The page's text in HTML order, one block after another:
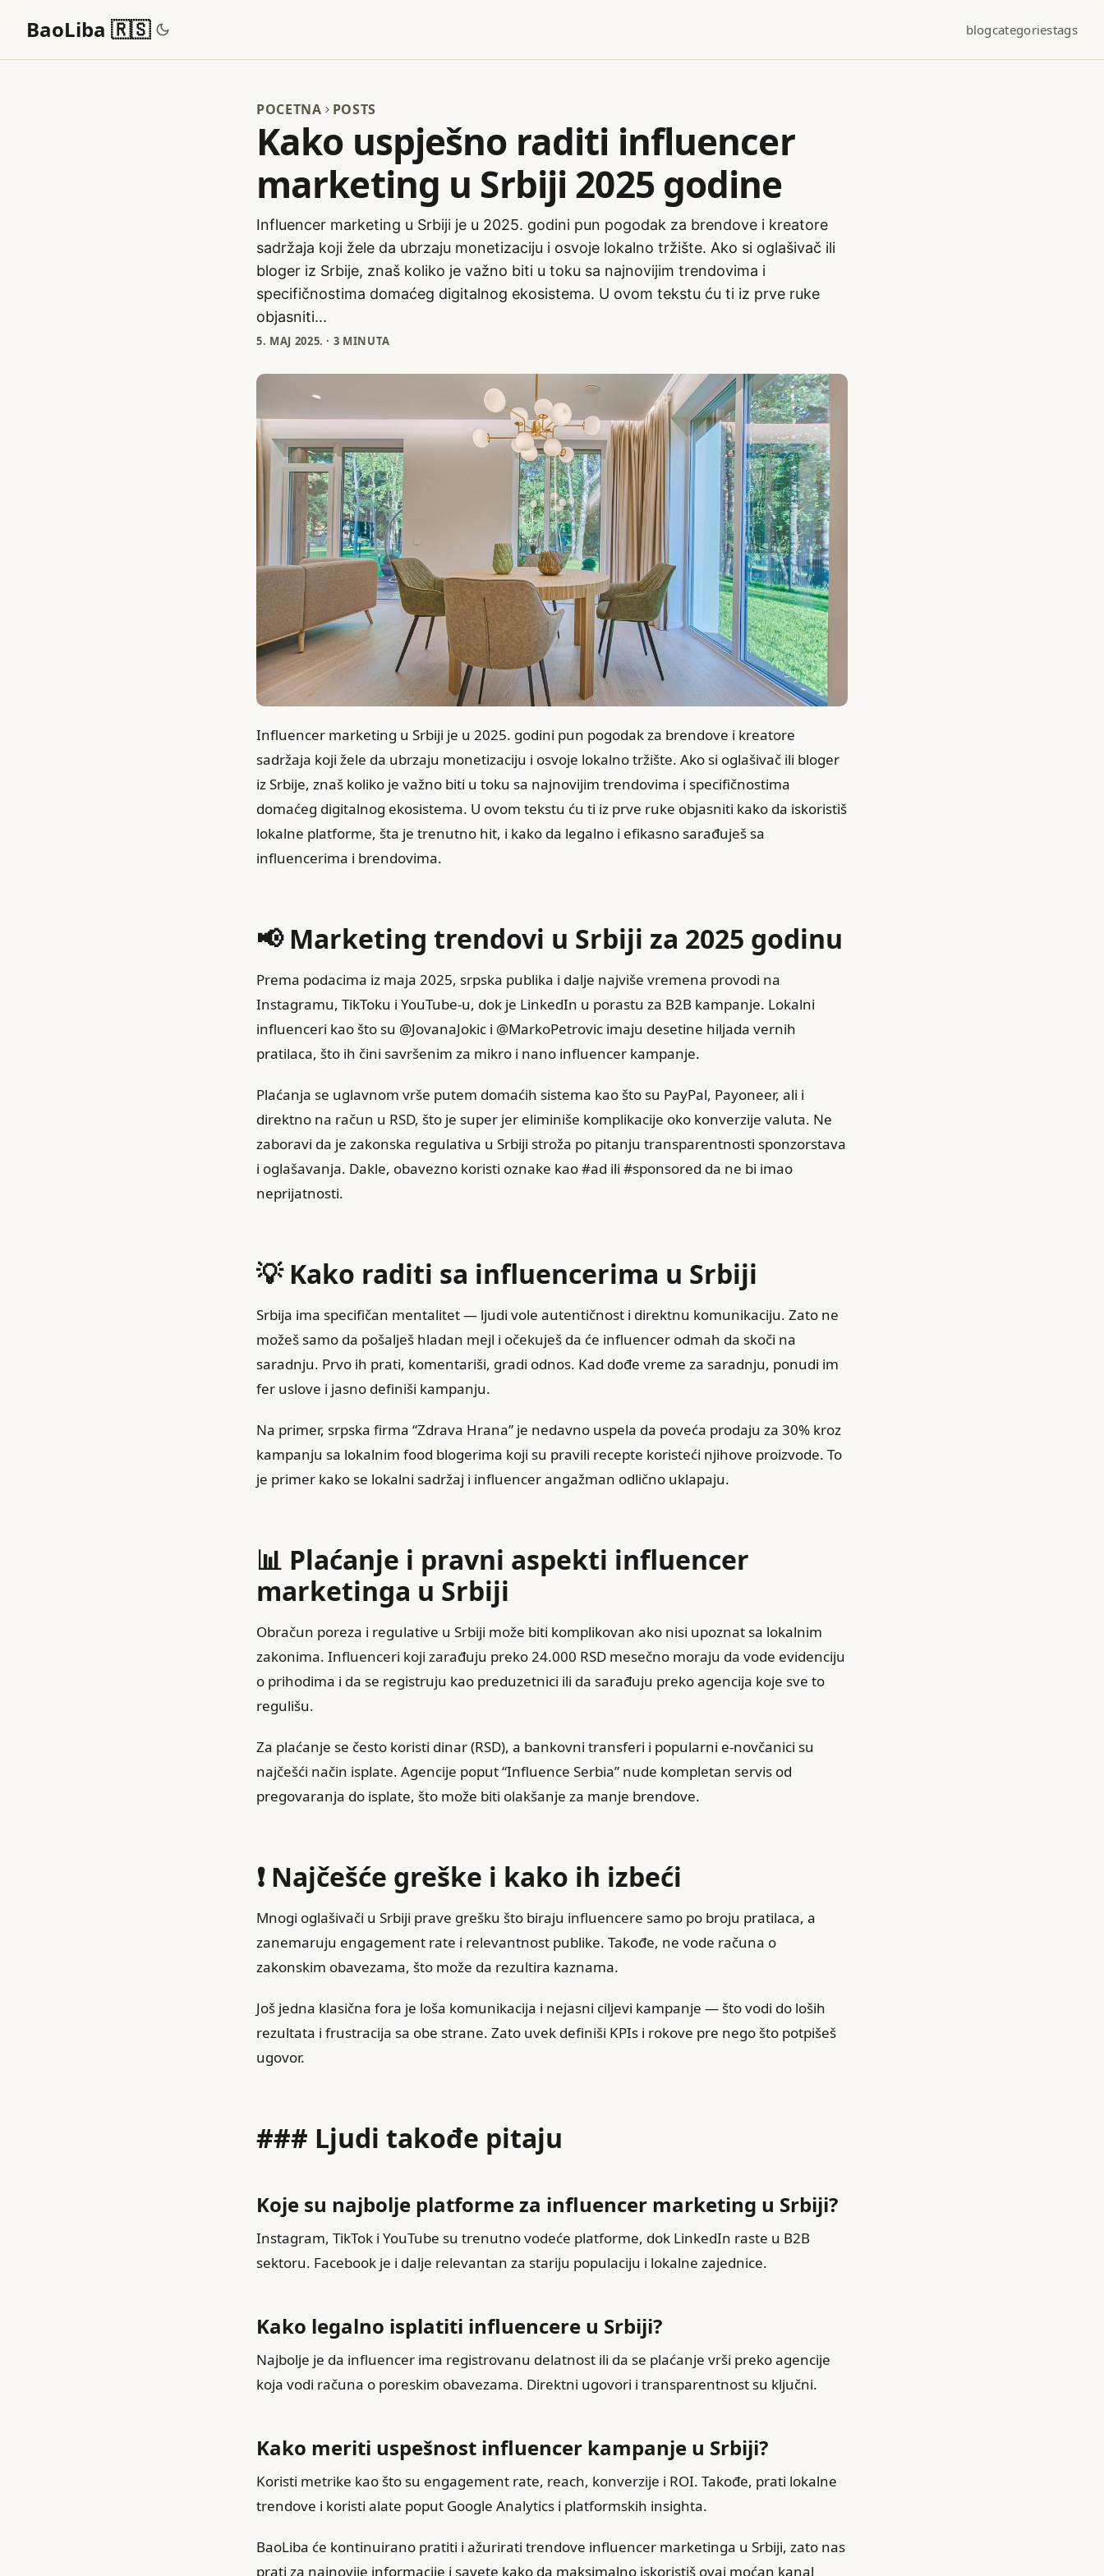
BaoLiba 🇷🇸 blogcategoriestags
POCETNA POSTS
Kako uspješno raditi influencer
marketing u Srbiji 2025 godine
Influencer marketing u Srbiji je u 2025. godini pun pogodak za brendove i kreatore
sadržaja koji žele da ubrzaju monetizaciju i osvoje lokalno tržište. Ako si oglašivač ili
bloger iz Srbije, znaš koliko je važno biti u toku sa najnovijim trendovima i
specifičnostima domaćeg digitalnog ekosistema. U ovom tekstu ću ti iz prve ruke
objasniti...
5. МАЈ 2025. · 3 MINUTA
Influencer marketing u Srbiji je u 2025. godini pun pogodak za brendove i kreatore
sadržaja koji žele da ubrzaju monetizaciju i osvoje lokalno tržište. Ako si oglašivač ili bloger
iz Srbije, znaš koliko je važno biti u toku sa najnovijim trendovima i specifičnostima
domaćeg digitalnog ekosistema. U ovom tekstu ću ti iz prve ruke objasniti kako da iskoristiš
lokalne platforme, šta je trenutno hit, i kako da legalno i efikasno sarađuješ sa
influencerima i brendovima.
📢 Marketing trendovi u Srbiji za 2025 godinu
Prema podacima iz maja 2025, srpska publika i dalje najviše vremena provodi na
Instagramu, TikToku i YouTube-u, dok je LinkedIn u porastu za B2B kampanje. Lokalni
influenceri kao što su @JovanaJokic i @MarkoPetrovic imaju desetine hiljada vernih
pratilaca, što ih čini savršenim za mikro i nano influencer kampanje.
Plaćanja se uglavnom vrše putem domaćih sistema kao što su PayPal, Payoneer, ali i
direktno na račun u RSD, što je super jer eliminiše komplikacije oko konverzije valuta. Ne
zaboravi da je zakonska regulativa u Srbiji stroža po pitanju transparentnosti sponzorstava
i oglašavanja. Dakle, obavezno koristi oznake kao #ad ili #sponsored da ne bi imao
neprijatnosti.
💡 Kako raditi sa influencerima u Srbiji
Srbija ima specifičan mentalitet — ljudi vole autentičnost i direktnu komunikaciju. Zato ne
možeš samo da pošalješ hladan mejl i očekuješ da će influencer odmah da skoči na
saradnju. Prvo ih prati, komentariši, gradi odnos. Kad dođe vreme za saradnju, ponudi im
fer uslove i jasno definiši kampanju.
Na primer, srpska firma “Zdrava Hrana” je nedavno uspela da poveća prodaju za 30% kroz
kampanju sa lokalnim food blogerima koji su pravili recepte koristeći njihove proizvode. To
je primer kako se lokalni sadržaj i influencer angažman odlično uklapaju.
📊 Plaćanje i pravni aspekti influencer
marketinga u Srbiji
Obračun poreza i regulative u Srbiji može biti komplikovan ako nisi upoznat sa lokalnim
zakonima. Influenceri koji zarađuju preko 24.000 RSD mesečno moraju da vode evidenciju
o prihodima i da se registruju kao preduzetnici ili da sarađuju preko agencija koje sve to
regulišu.
Za plaćanje se često koristi dinar (RSD), a bankovni transferi i popularni e-novčanici su
najčešći način isplate. Agencije poput “Influence Serbia” nude kompletan servis od
pregovaranja do isplate, što može biti olakšanje za manje brendove.
❗ Najčešće greške i kako ih izbeći
Mnogi oglašivači u Srbiji prave grešku što biraju influencere samo po broju pratilaca, a
zanemaruju engagement rate i relevantnost publike. Takođe, ne vode računa o
zakonskim obavezama, što može da rezultira kaznama.
Još jedna klasična fora je loša komunikacija i nejasni ciljevi kampanje — što vodi do loših
rezultata i frustracija sa obe strane. Zato uvek definiši KPIs i rokove pre nego što potpišeš
ugovor.
### Ljudi takođe pitaju
Koje su najbolje platforme za influencer marketing u Srbiji?
Instagram, TikTok i YouTube su trenutno vodeće platforme, dok LinkedIn raste u B2B
sektoru. Facebook je i dalje relevantan za stariju populaciju i lokalne zajednice.
Kako legalno isplatiti influencere u Srbiji?
Najbolje je da influencer ima registrovanu delatnost ili da se plaćanje vrši preko agencije
koja vodi računa o poreskim obavezama. Direktni ugovori i transparentnost su ključni.
Kako meriti uspešnost influencer kampanje u Srbiji?
Koristi metrike kao što su engagement rate, reach, konverzije i ROI. Takođe, prati lokalne
trendove i koristi alate poput Google Analytics i platformskih insighta.
BaoLiba će kontinuirano pratiti i ažurirati trendove influencer marketinga u Srbiji, zato nas
prati za najnovije informacije i savete kako da maksimalno iskoristiš ovaj moćan kanal